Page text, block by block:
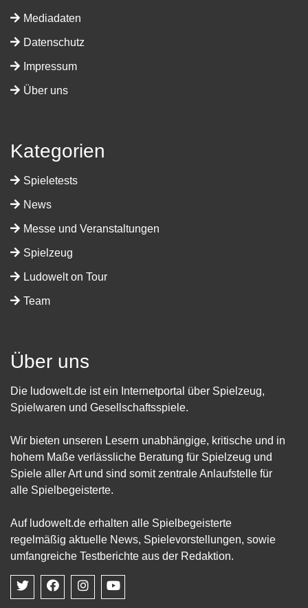
Mediadaten
Datenschutz
Impressum
Über uns
Kategorien
Spieletests
News
Messe und Veranstaltungen
Spielzeug
Ludowelt on Tour
Team
Über uns
Die ludowelt.de ist ein Internetportal über Spielzeug,
Spielwaren und Gesellschaftsspiele.
Wir bieten unseren Lesern unabhängige, kritische und in
hohem Maße verlässliche Beratung für Spielzeug und
Spiele aller Art und sind somit zentrale Anlaufstelle für
alle Spielbegeisterte.
Auf ludowelt.de erhalten alle Spielbegeisterte
regelmäßig aktuelle News, Spielevorstellungen, sowie
umfangreiche Testberichte aus der Redaktion.